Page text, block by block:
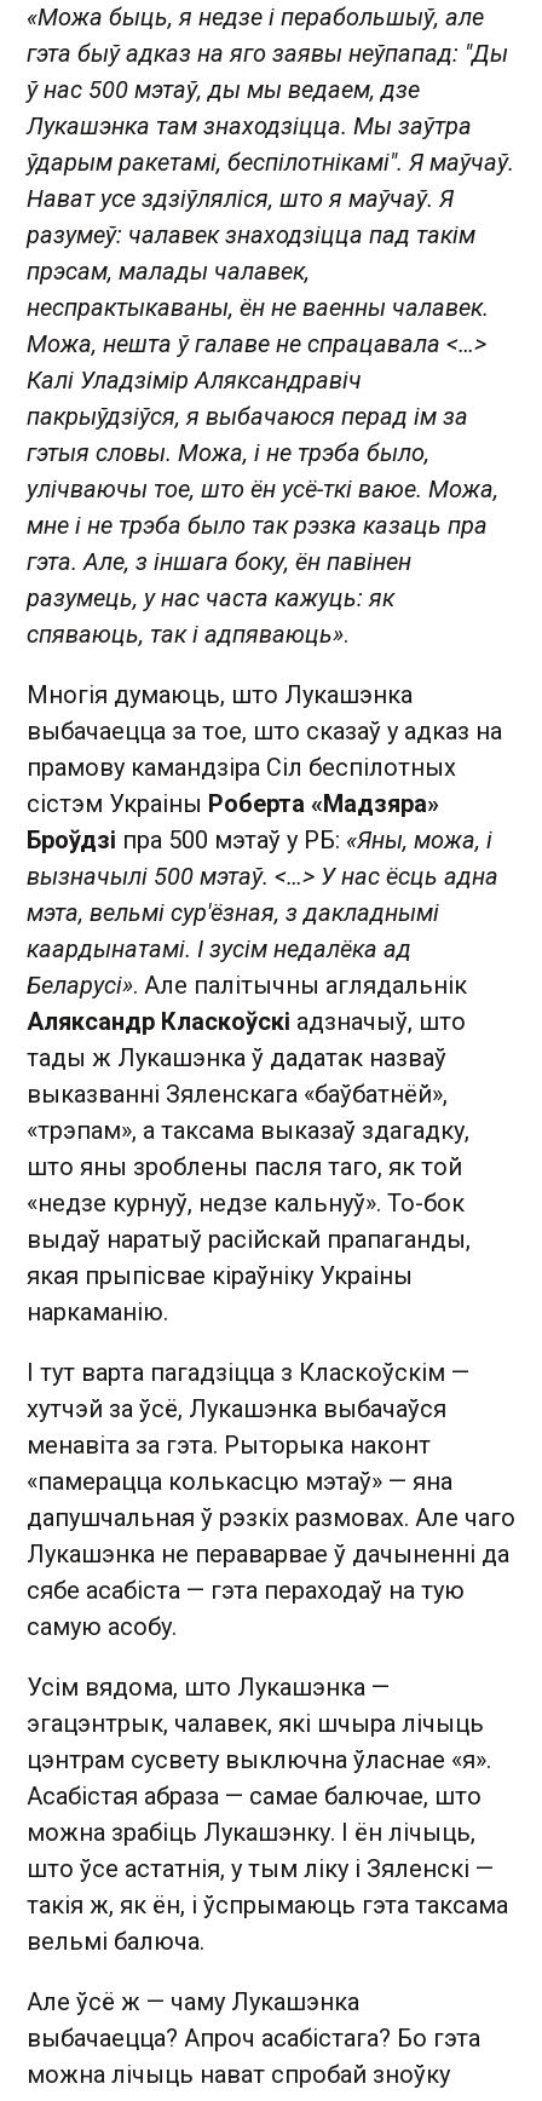
«Можа быць, я недзе і перабольшыў, але
гэта быў адказ на яго заявы неўпапад: "Ды
ў нас 500 мэтаў, ды мы ведаем, дзе
Лукашэнка там знаходзіцца. Мы заўтра
ўдарым ракетамі, беспілотнікамі". Я маўчаў.
Нават усе здзіўляліся, што я маўчаў. Я
разумеў: чалавек знаходзіцца пад такім
прэсам, малады чалавек,
неспрактыкаваны, ён не ваенны чалавек.
Можа, нешта ў галаве не спрацавала <…>
Калі Уладзімір Аляксандравіч
пакрыўдзіўся, я выбачаюся перад ім за
гэтыя словы. Можа, і не трэба было,
улічваючы тое, што ён усё-ткі ваюе. Можа,
мне і не трэба было так рэзка казаць пра
гэта. Але, з іншага боку, ён павінен
разумець, у нас часта кажуць: як
спяваюць, так і адпяваюць».
Многія думаюць, што Лукашэнка
выбачаецца за тое, што сказаў у адказ на
прамову камандзіра Сіл беспілотных
сістэм Украіны Роберта «Мадзяра»
Броўдзі пра 500 мэтаў у РБ: «Яны, можа, і
вызначылі 500 мэтаў. <…> У нас ёсць адна
мэта, вельмі сур'ёзная, з дакладнымі
каардынатамі. І зусім недалёка ад
Беларусі». Але палітычны аглядальнік
Аляксандр Класкоўскі адзначыў, што
тады ж Лукашэнка ў дадатак назваў
выказванні Зяленскага «баўбатнёй»,
«трэпам», а таксама выказаў здагадку,
што яны зроблены пасля таго, як той
«недзе курнуў, недзе кальнуў». То-бок
выдаў наратыў расійскай прапаганды,
якая прыпісвае кіраўніку Украіны
наркаманію.
І тут варта пагадзіцца з Класкоўскім —
хутчэй за ўсё, Лукашэнка выбачаўся
менавіта за гэта. Рыторыка наконт
«памерацца колькасцю мэтаў» — яна
дапушчальная ў рэзкіх размовах. Але чаго
Лукашэнка не пераварвае ў дачыненні да
сябе асабіста — гэта пераходаў на тую
самую асобу.
Усім вядома, што Лукашэнка —
эгацэнтрык, чалавек, які шчыра лічыць
цэнтрам сусвету выключна ўласнае «я».
Асабістая абраза — самае балючае, што
можна зрабіць Лукашэнку. І ён лічыць,
што ўсе астатнія, у тым ліку і Зяленскі —
такія ж, як ён, і ўспрымаюць гэта таксама
вельмі балюча.
Але ўсё ж — чаму Лукашэнка
выбачаецца? Апроч асабістага? Бо гэта
можна лічыць нават спробай зноўку